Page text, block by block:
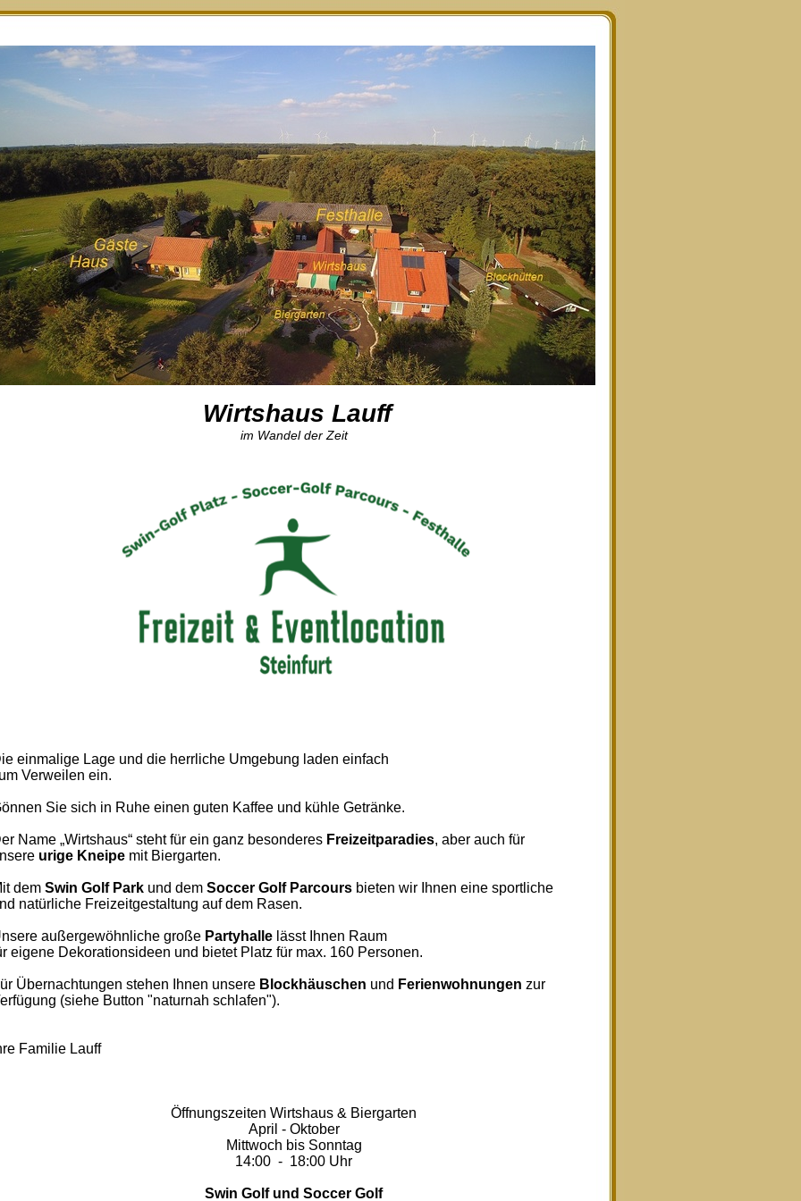
Wirtshaus Lauff
im Wandel der Zeit
einmalige Lage und die herrliche Umgebung laden einfach
Verweilen ein.
Sie sich in Ruhe einen guten Kaffee und kühle Getränke.
Name „Wirtshaus“ steht für ein ganz besonderes Freizeitparadies, aber auch für
urige Kneipe mit Biergarten.
dem Swin Golf Park und dem Soccer Golf Parcours bieten wir Ihnen eine sportliche
natürliche Freizeitgestaltung auf dem Rasen.
außergewöhnliche große Partyhalle lässt Ihnen Raum
eigene Dekorationsideen und bietet Platz für max. 160 Personen.
Übernachtungen stehen Ihnen unsere Blockhäuschen und Ferienwohnungen zur
(siehe Button "naturnah schlafen").
Familie Lauff
Öffnungszeiten Wirtshaus & Biergarten
April - Oktober
Mittwoch bis Sonntag
14:00 - 18:00 Uhr
Swin Golf und Soccer Golf